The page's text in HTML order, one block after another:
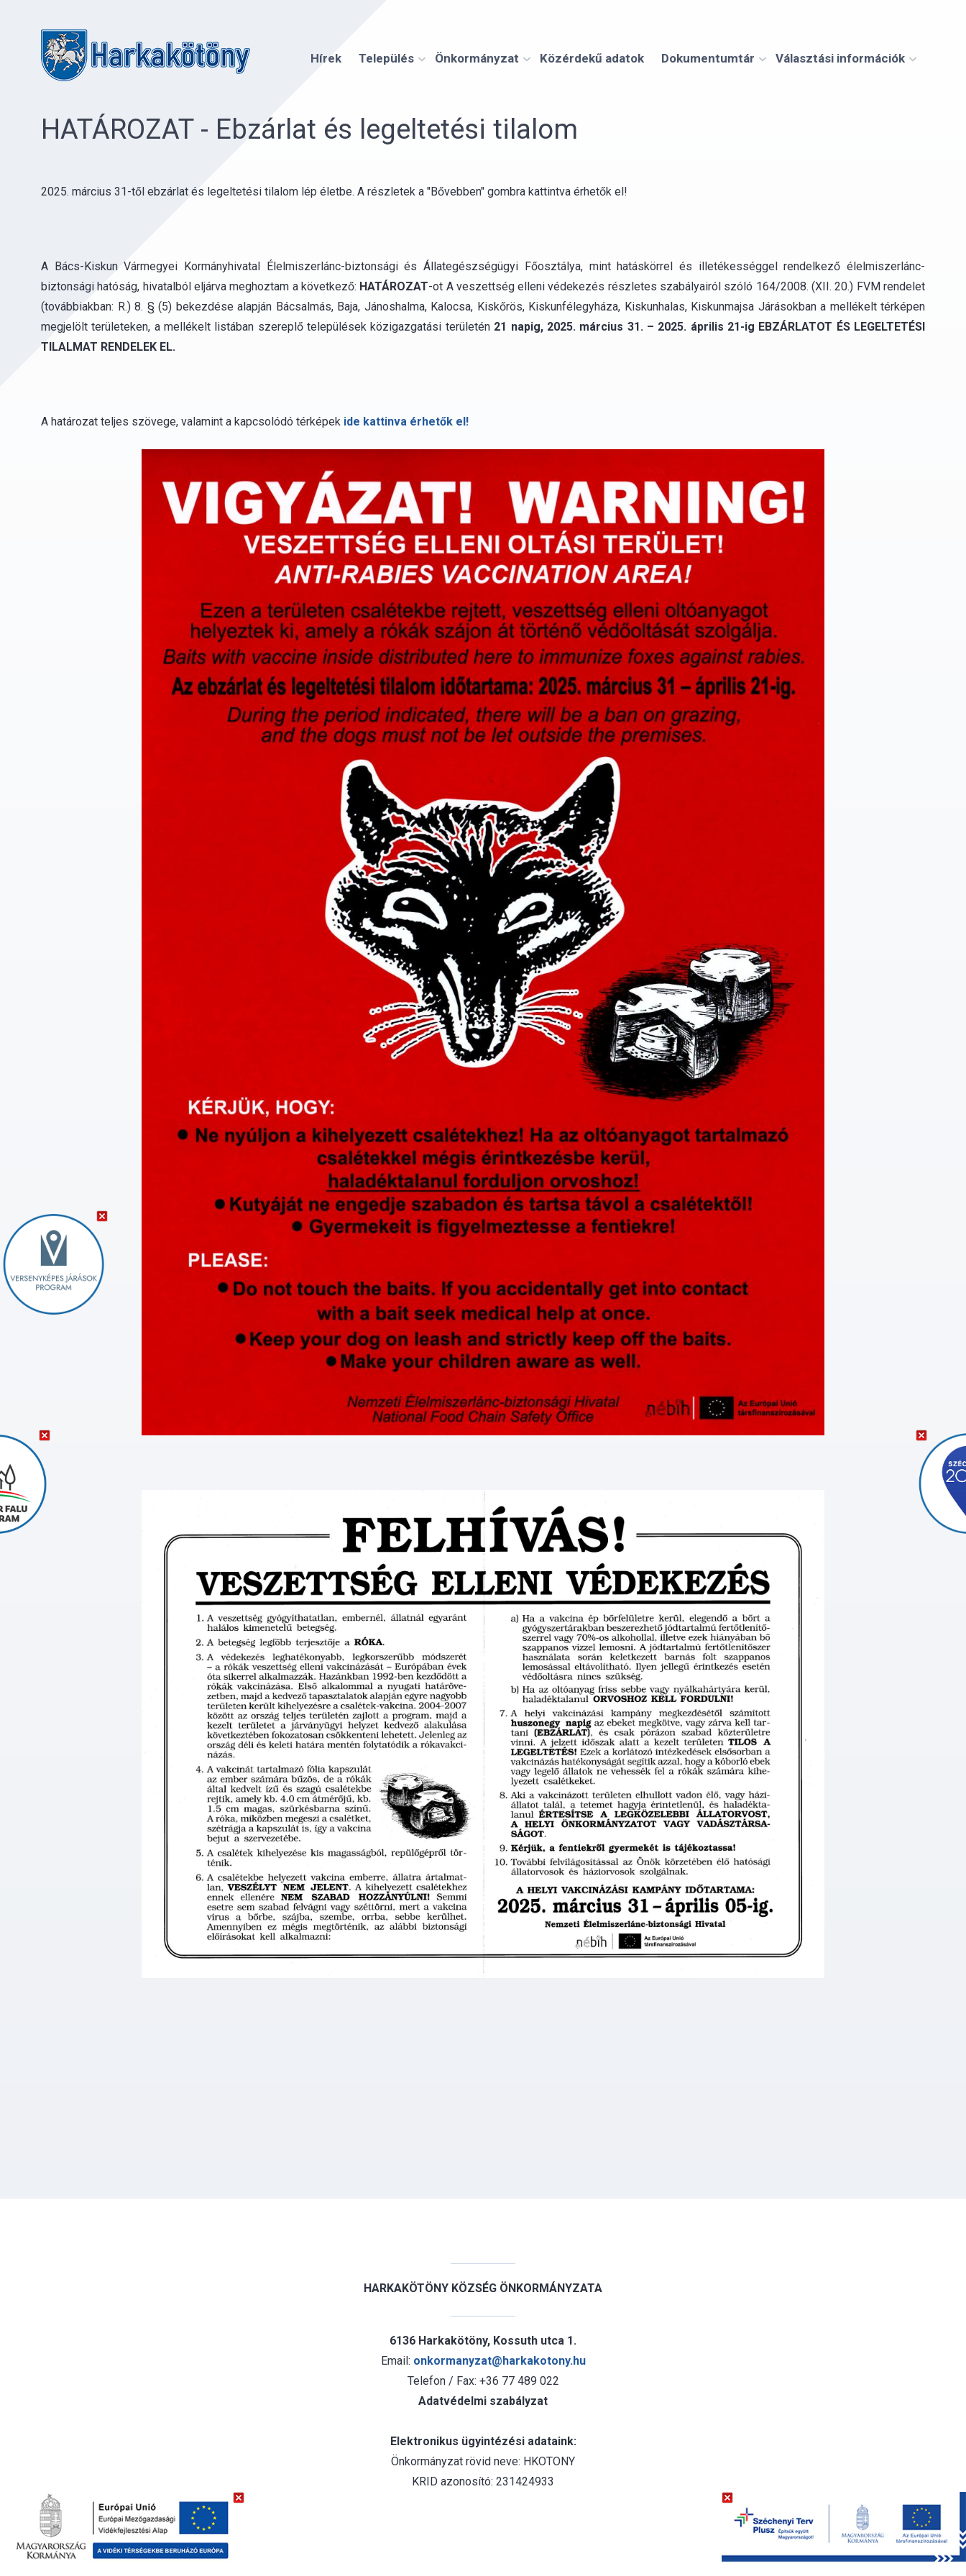
Hírek Település Önkormányzat Közérdekű adatok Dokumentumtár Választási információk
HATÁROZAT - Ebzárlat és legeltetési tilalom
2025. március 31-től ebzárlat és legeltetési tilalom lép életbe. A részletek a "Bővebben" gombra kattintva érhetők el!
A Bács-Kiskun Vármegyei Kormányhivatal Élelmiszerlánc-biztonsági és Állategészségügyi Főosztálya, mint hatáskörrel és illetékességgel rendelkező élelmiszerlánc-
biztonsági hatóság, hivatalból eljárva meghoztam a következő: HATÁROZAT-ot A veszettség elleni védekezés részletes szabályairól szóló 164/2008. (XII. 20.) FVM rendelet
(továbbiakban: R.) 8. § (5) bekezdése alapján Bácsalmás, Baja, Jánoshalma, Kalocsa, Kiskőrös, Kiskunfélegyháza, Kiskunhalas, Kiskunmajsa Járásokban a mellékelt térképen
megjelölt területeken, a mellékelt listában szereplő települések közigazgatási területén 21 napig, 2025. március 31. – 2025. április 21-ig EBZÁRLATOT ÉS LEGELTETÉSI
TILALMAT RENDELEK EL.
A határozat teljes szövege, valamint a kapcsolódó térképek ide kattinva érhetők el!
HARKAKÖTÖNY KÖZSÉG ÖNKORMÁNYZATA
6136 Harkakötöny, Kossuth utca 1.
Email: onkormanyzat@harkakotony.hu
Telefon / Fax: +36 77 489 022
Adatvédelmi szabályzat
Elektronikus ügyintézési adataink:
Önkormányzat rövid neve: HKOTONY
KRID azonosító: 231424933